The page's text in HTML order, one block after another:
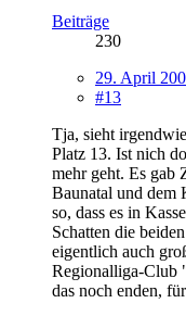
Beiträge
230
29. April
#13
Tja, sieht
Platz 13. Ist nich
mehr geht. Es gab
Baunatal und dem
so, dass es in
Schatten die
eigentlich auch
Regionalliga-Club
das noch enden,